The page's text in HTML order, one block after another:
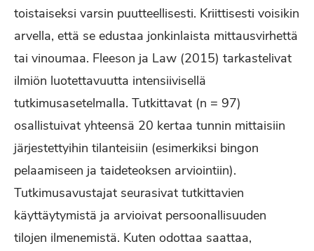
toistaiseksi varsin puutteellisesti. Kriittisesti voisikin
arvella, että se edustaa jonkinlaista mittausvirhettä
tai vinoumaa. Fleeson ja Law (2015) tarkastelivat
ilmiön luotettavuutta intensiivisellä
tutkimusasetelmalla. Tutkittavat (n = 97)
osallistuivat yhteensä 20 kertaa tunnin mittaisiin
järjestettyihin tilanteisiin (esimerkiksi bingon
pelaamiseen ja taideteoksen arviointiin).
Tutkimusavustajat seurasivat tutkittavien
käyttäytymistä ja arvioivat persoonallisuuden
tilojen ilmenemistä. Kuten odottaa saattaa,